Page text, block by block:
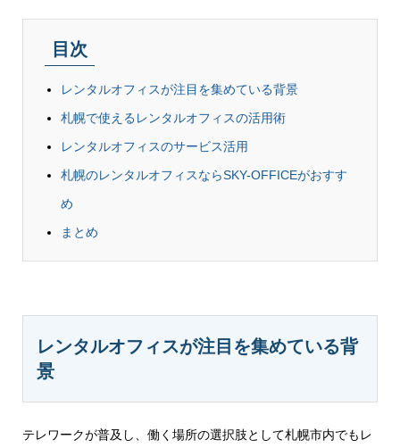
目次
レンタルオフィスが注目を集めている背景
札幌で使えるレンタルオフィスの活用術
レンタルオフィスのサービス活用
札幌のレンタルオフィスならSKY-OFFICEがおすす
め
まとめ
レンタルオフィスが注目を集めている背
景
テレワークが普及し、働く場所の選択肢として札幌市内でもレ